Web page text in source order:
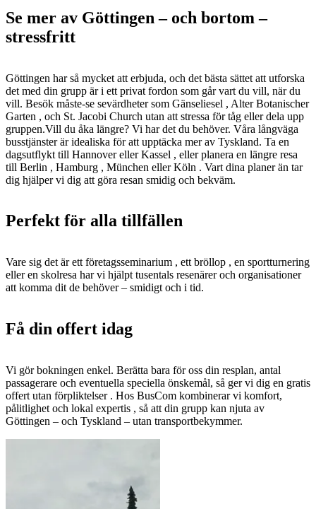
Se mer av Göttingen – och bortom –
stressfritt
Göttingen har så mycket att erbjuda, och det bästa sättet att utforska
det med din grupp är i ett privat fordon som går vart du vill, när du
vill. Besök måste-se sevärdheter som Gänseliesel , Alter Botanischer
Garten , och St. Jacobi Church utan att stressa för tåg eller dela upp
gruppen.Vill du åka längre? Vi har det du behöver. Våra långväga
busstjänster är idealiska för att upptäcka mer av Tyskland. Ta en
dagsutflykt till Hannover eller Kassel , eller planera en längre resa
till Berlin , Hamburg , München eller Köln . Vart dina planer än tar
dig hjälper vi dig att göra resan smidig och bekväm.
Perfekt för alla tillfällen
Vare sig det är ett företagsseminarium , ett bröllop , en sportturnering
eller en skolresa har vi hjälpt tusentals resenärer och organisationer
att komma dit de behöver – smidigt och i tid.
Få din offert idag
Vi gör bokningen enkel. Berätta bara för oss din resplan, antal
passagerare och eventuella speciella önskemål, så ger vi dig en gratis
offert utan förpliktelser . Hos BusCom kombinerar vi komfort,
pålitlighet och lokal expertis , så att din grupp kan njuta av
Göttingen – och Tyskland – utan transportbekymmer.